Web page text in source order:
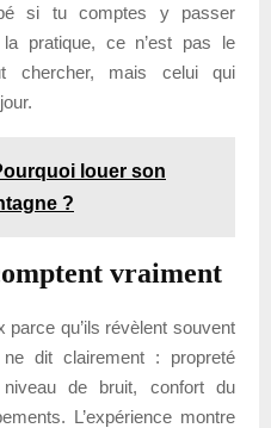
si tu comptes y passer
pratique, ce n’est pas le
chercher, mais celui qui
louer son
?
vraiment
qu’ils révèlent souvent
dit clairement : propreté
niveau de bruit, confort du
L’expérience montre